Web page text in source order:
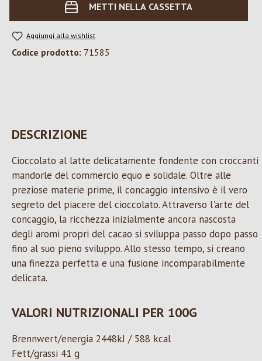
METTI NELLA CASSETTA
Aggiungi alla wishlist
Codice prodotto: 71585
DESCRIZIONE
Cioccolato al latte delicatamente fondente con croccanti
mandorle del commercio equo e solidale. Oltre alle
preziose materie prime, il concaggio intensivo è il vero
segreto del piacere del cioccolato. Attraverso l'arte del
concaggio, la ricchezza inizialmente ancora nascosta
degli aromi propri del cacao si sviluppa passo dopo passo
fino al suo pieno sviluppo. Allo stesso tempo, si creano
una finezza perfetta e una fusione incomparabilmente
delicata.
VALORI NUTRIZIONALI PER 100G
Brennwert/energia 2448kJ / 588 kcal
Fett/grassi 41 g